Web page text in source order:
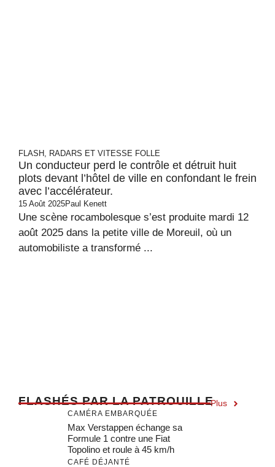
FLASH, RADARS ET VITESSE FOLLE
Un conducteur perd le contrôle et détruit huit
plots devant l’hôtel de ville en confondant le frein
avec l’accélérateur.
15 Août 2025Paul Kenett
Une scène rocambolesque s’est produite mardi 12
août 2025 dans la petite ville de Moreuil, où un
automobiliste a transformé ...
FLASHÉS PAR LA PATROUILLEPlus
CAMÉRA EMBARQUÉE
Max Verstappen échange sa
Formule 1 contre une Fiat
Topolino et roule à 45 km/h
CAFÉ DÉJANTÉ